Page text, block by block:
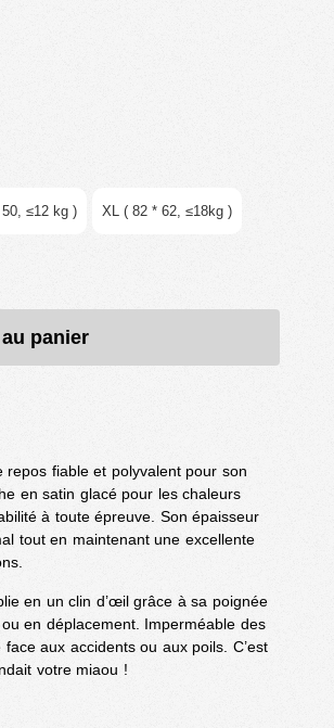
50, ≤12 kg ) XL ( 82 * 62, ≤18kg )
panier
fiable et polyvalent pour son
en satin glacé pour les chaleurs
à toute épreuve. Son épaisseur
tout en maintenant une excellente
en un clin d’œil grâce à sa poignée
en déplacement. Imperméable des
aux accidents ou aux poils. C’est
votre miaou !